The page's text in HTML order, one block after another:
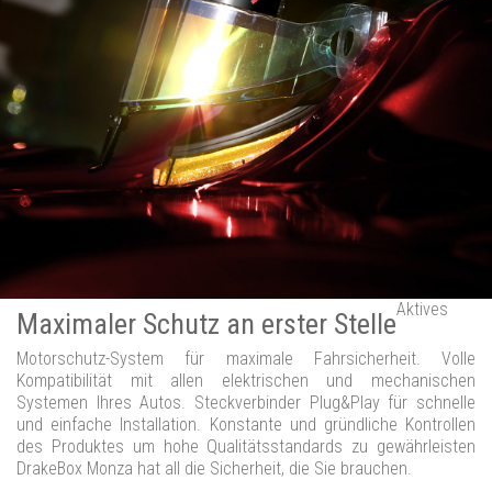
Maximaler Schutz an erster StelleAktives
Motorschutz-System für maximale Fahrsicherheit. Volle
Kompatibilität mit allen elektrischen und mechanischen
Systemen Ihres Autos. Steckverbinder Plug&Play für schnelle
und einfache Installation. Konstante und gründliche Kontrollen
des Produktes um hohe Qualitätsstandards zu gewährleisten
DrakeBox Monza hat all die Sicherheit, die Sie brauchen.